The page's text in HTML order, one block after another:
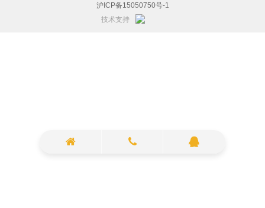
沪ICP备15050750号-1
技术支持